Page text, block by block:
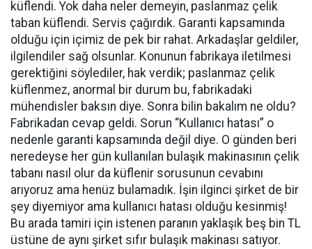
küflendi. Yok daha neler demeyin, paslanmaz çelik
taban küflendi. Servis çağırdık. Garanti kapsamında
olduğu için içimiz de pek bir rahat. Arkadaşlar geldiler,
ilgilendiler sağ olsunlar. Konunun fabrikaya iletilmesi
gerektiğini söylediler, hak verdik; paslanmaz çelik
küflenmez, anormal bir durum bu, fabrikadaki
mühendisler baksın diye. Sonra bilin bakalım ne oldu?
Fabrikadan cevap geldi. Sorun “Kullanıcı hatası” o
nedenle garanti kapsamında değil diye. O günden beri
neredeyse her gün kullanılan bulaşık makinasının çelik
tabanı nasıl olur da küflenir sorusunun cevabını
arıyoruz ama henüz bulamadık. İşin ilginci şirket de bir
şey diyemiyor ama kullanıcı hatası olduğu kesinmiş!
Bu arada tamiri için istenen paranın yaklaşık beş bin TL
üstüne de aynı şirket sıfır bulaşık makinası satıyor.